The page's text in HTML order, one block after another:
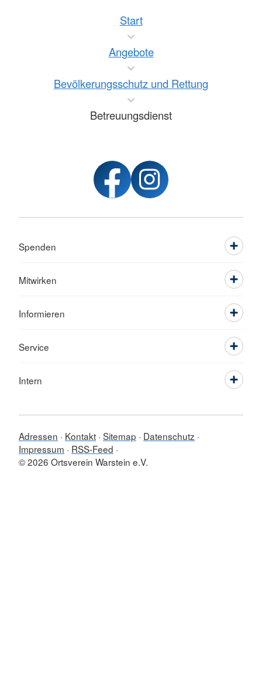
Start
Angebote
Bevölkerungsschutz und Rettung
Betreuungsdienst
Spenden
Mitwirken
Informieren
Service
Intern
Adressen Kontakt Sitemap
Datenschutz
Impressum
RSS-Feed
© 2026 Ortsverein Warstein e.V.